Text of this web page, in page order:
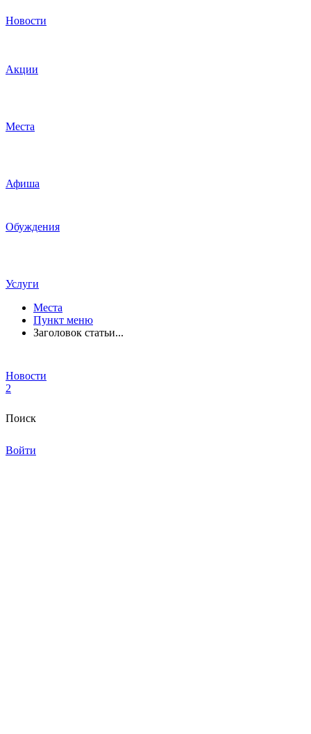
Новости
Акции
Места
Афиша
Обуждения
Услуги
Места
Пункт меню
Заголовок статьи...
Новости
2
Поиск
Войти